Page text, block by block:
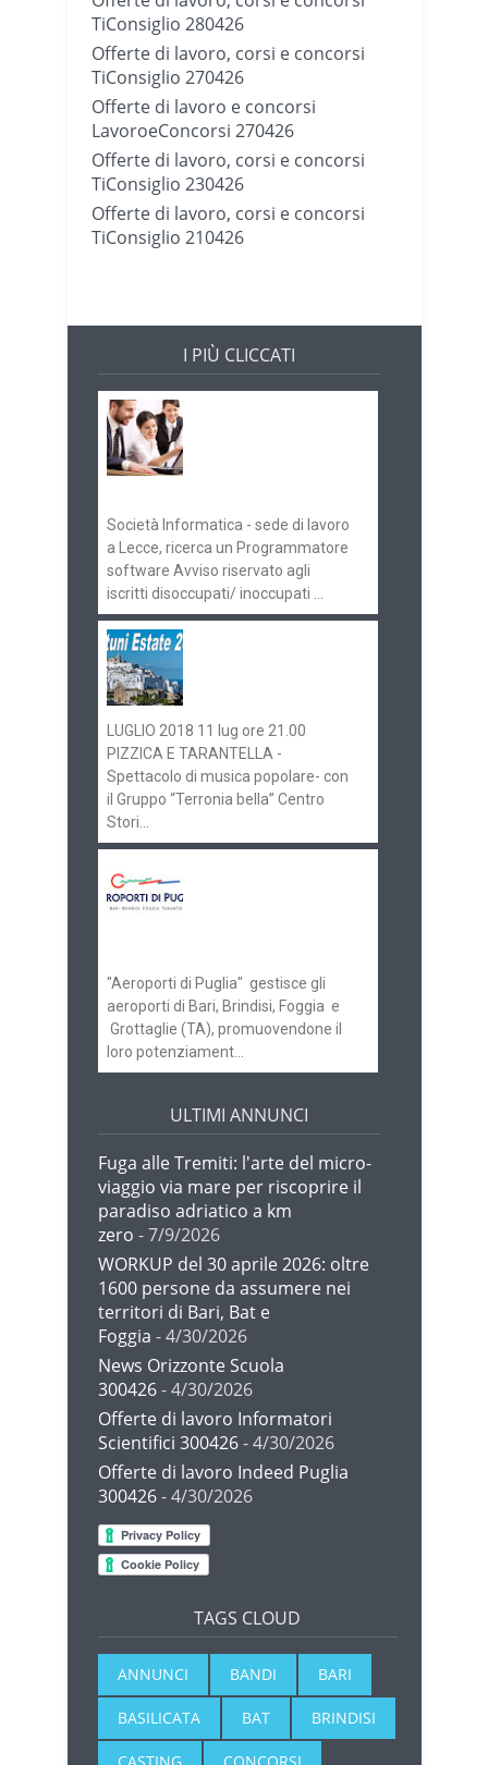
TiConsiglio 280426
Offerte di lavoro, corsi e concorsi
TiConsiglio 270426
Offerte di lavoro e concorsi
LavoroeConcorsi 270426
Offerte di lavoro, corsi e concorsi
TiConsiglio 230426
Offerte di lavoro, corsi e concorsi
TiConsiglio 210426
I PIÙ CLICCATI
Società Informatica - sede di lavoro
a Lecce, ricerca un Programmatore
software Avviso riservato agli
iscritti disoccupati/ inoccupati ...
LUGLIO 2018 11 lug ore 21.00
PIZZICA E TARANTELLA -
Spettacolo di musica popolare- con
il Gruppo “Terronia bella” Centro
Stori...
"Aeroporti di Puglia" gestisce gli
aeroporti di Bari, Brindisi, Foggia e
Grottaglie (TA), promuovendone il
loro potenziament...
ULTIMI ANNUNCI
Fuga alle Tremiti: l'arte del micro-
viaggio via mare per riscoprire il
paradiso adriatico a km
zero - 7/9/2026
WORKUP del 30 aprile 2026: oltre
1600 persone da assumere nei
territori di Bari, Bat e
Foggia - 4/30/2026
News Orizzonte Scuola
300426- 4/30/2026
Offerte di lavoro Informatori
Scientifici 300426- 4/30/2026
Offerte di lavoro Indeed Puglia
300426- 4/30/2026
TAGS CLOUD
ANNUNCI BANDI BARI
BASILICATA BAT BRINDISI
CASTING CONCORSI